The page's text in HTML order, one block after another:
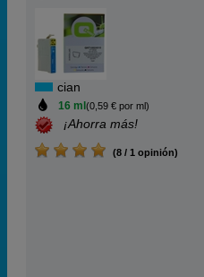
cian
16 ml (0,59 € por ml)
¡Ahorra más!
(8 / 1 opinión)